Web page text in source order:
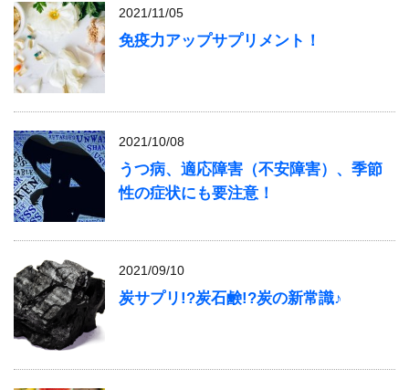
2021/11/05
免疫力アップサプリメント！
2021/10/08
うつ病、適応障害（不安障害）、季節
性の症状にも要注意！
2021/09/10
炭サプリ!?炭石鹸!?炭の新常識♪